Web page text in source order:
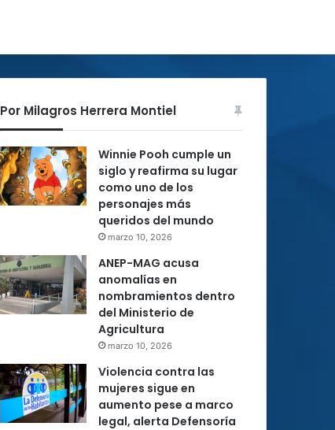
Por Milagros Herrera Montiel
Winnie Pooh cumple un
siglo y reafirma su lugar
como uno de los
personajes más
queridos del mundo
marzo 10, 2026
ANEP-MAG acusa
anomalías en
nombramientos dentro
del Ministerio de
Agricultura
marzo 10, 2026
Violencia contra las
mujeres sigue en
aumento pese a marco
legal, alerta Defensoría